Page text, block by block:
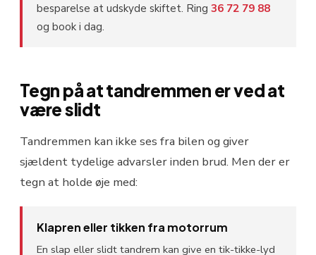
besparelse at udskyde skiftet. Ring 36 72 79 88
og book i dag.
Tegn på at tandremmen er ved at
være slidt
Tandremmen kan ikke ses fra bilen og giver
sjældent tydelige advarsler inden brud. Men der er
tegn at holde øje med:
Klapren eller tikken fra motorrum
En slap eller slidt tandrem kan give en tik-tikke-lyd